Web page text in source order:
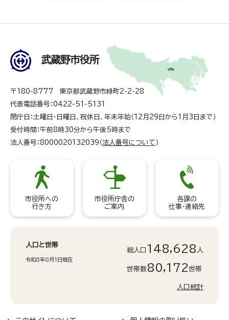
武蔵野市役所
〒180-8777 東京都武蔵野市緑町2-2-28
代表電話番号：0422-51-5131
閉庁日：土曜日・日曜日、祝休日、年末年始（12月29日から1月3日まで）
受付時間：午前8時30分から午後5時まで
法人番号：8000020132039（ 法人番号について ）
市役所への
行き方
市役所庁舎の
ご案内
各課の
仕事・連絡先
人口と世帯
令和8年8月1日現在
総人口 148,628 人
世帯数80,172世帯
人口統計